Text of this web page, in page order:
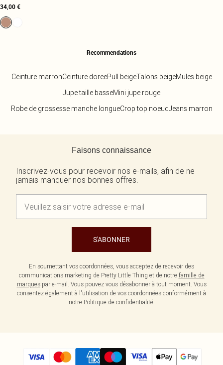
34,00 €
Recommendations
Ceinture marronCeinture doreePull beigeTalons beigeMules beige
Jupe taille basseMini jupe rouge
Robe de grossesse manche longueCrop top noeudJeans marron
Faisons connaissance
Inscrivez-vous pour recevoir nos e-mails, afin de ne
jamais manquer nos bonnes offres.
S'ABONNER
En soumettant vos coordonnées, vous acceptez de recevoir des
communications marketing de Pretty Little Thing et de notre famille de
marquespar e-mail. Vous pouvez vous désabonner à tout moment. Vous
consentez également à l'utilisation de vos coordonnées conformément à
notre Politique de confidentialité.